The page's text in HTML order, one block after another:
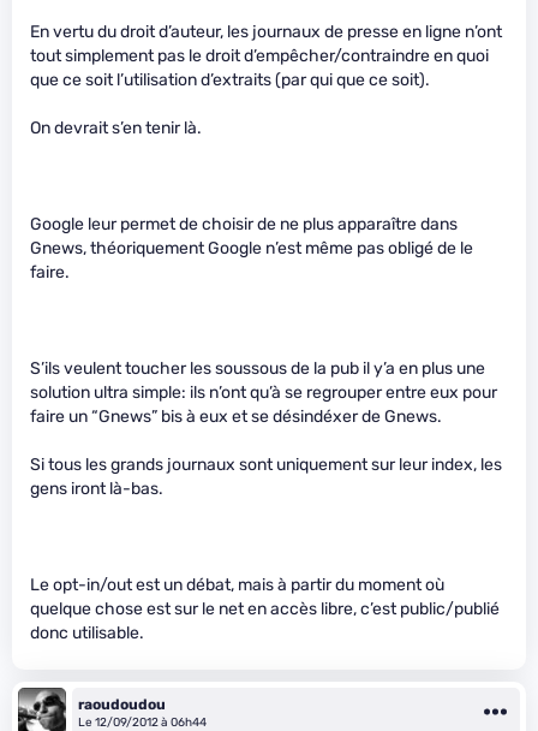
En vertu du droit d’auteur, les journaux de presse en ligne n’ont
tout simplement pas le droit d’empêcher/contraindre en quoi
que ce soit l’utilisation d’extraits (par qui que ce soit).
On devrait s’en tenir là.
Google leur permet de choisir de ne plus apparaître dans
Gnews, théoriquement Google n’est même pas obligé de le
faire.
S’ils veulent toucher les soussous de la pub il y’a en plus une
solution ultra simple: ils n’ont qu’à se regrouper entre eux pour
faire un “Gnews” bis à eux et se désindéxer de Gnews.
Si tous les grands journaux sont uniquement sur leur index, les
gens iront là-bas.
Le opt-in/out est un débat, mais à partir du moment où
quelque chose est sur le net en accès libre, c’est public/publié
donc utilisable.
raoudoudou
Le 12/09/2012 à 06h44